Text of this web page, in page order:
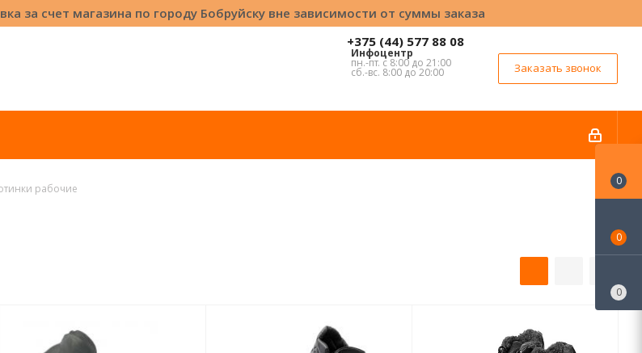
за счет магазина по городу Бобруйску вне зависимости от суммы заказа
+375 (44) 577 88 08
Инфоцентр
пн.-пт. с 8:00 до 21:00
сб.-вс. 8:00 до 20:00 Заказать звонок
рабочие
0
0
0